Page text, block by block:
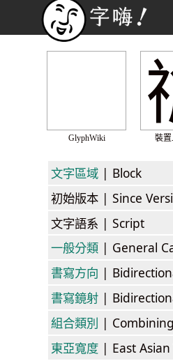
GlyphWiki 裝
文字區域 | Block
初始版本 | Since
文字語系 | Script
一般分類 | General
書寫方向 |
書寫鏡射 |
組合類別 |
東亞寬度 | East